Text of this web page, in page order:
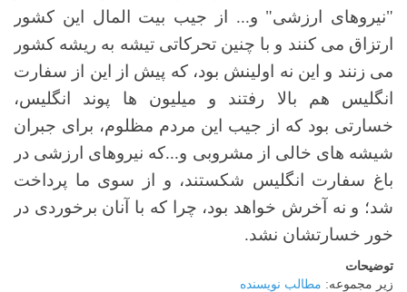
"نیروهای ارزشی" و... از جیب بیت المال این کشور
ارتزاق می کنند و با چنین تحرکاتی تیشه به ریشه کشور
می زنند و این نه اولینش بود، که پیش از این از سفارت
انگلیس هم بالا رفتند و میلیون ها پوند انگلیس،
خسارتی بود که از جیب این مردم مظلوم، برای جبران
شیشه های خالی از مشروبی و...که نیروهای ارزشی در
باغ سفارت انگلیس شکستند، و از سوی ما پرداخت
شد؛ و نه آخرش خواهد بود، چرا که با آنان برخوردی در
خور خسارتشان نشد.
توضیحات
زیر مجموعه: مطالب نویسنده